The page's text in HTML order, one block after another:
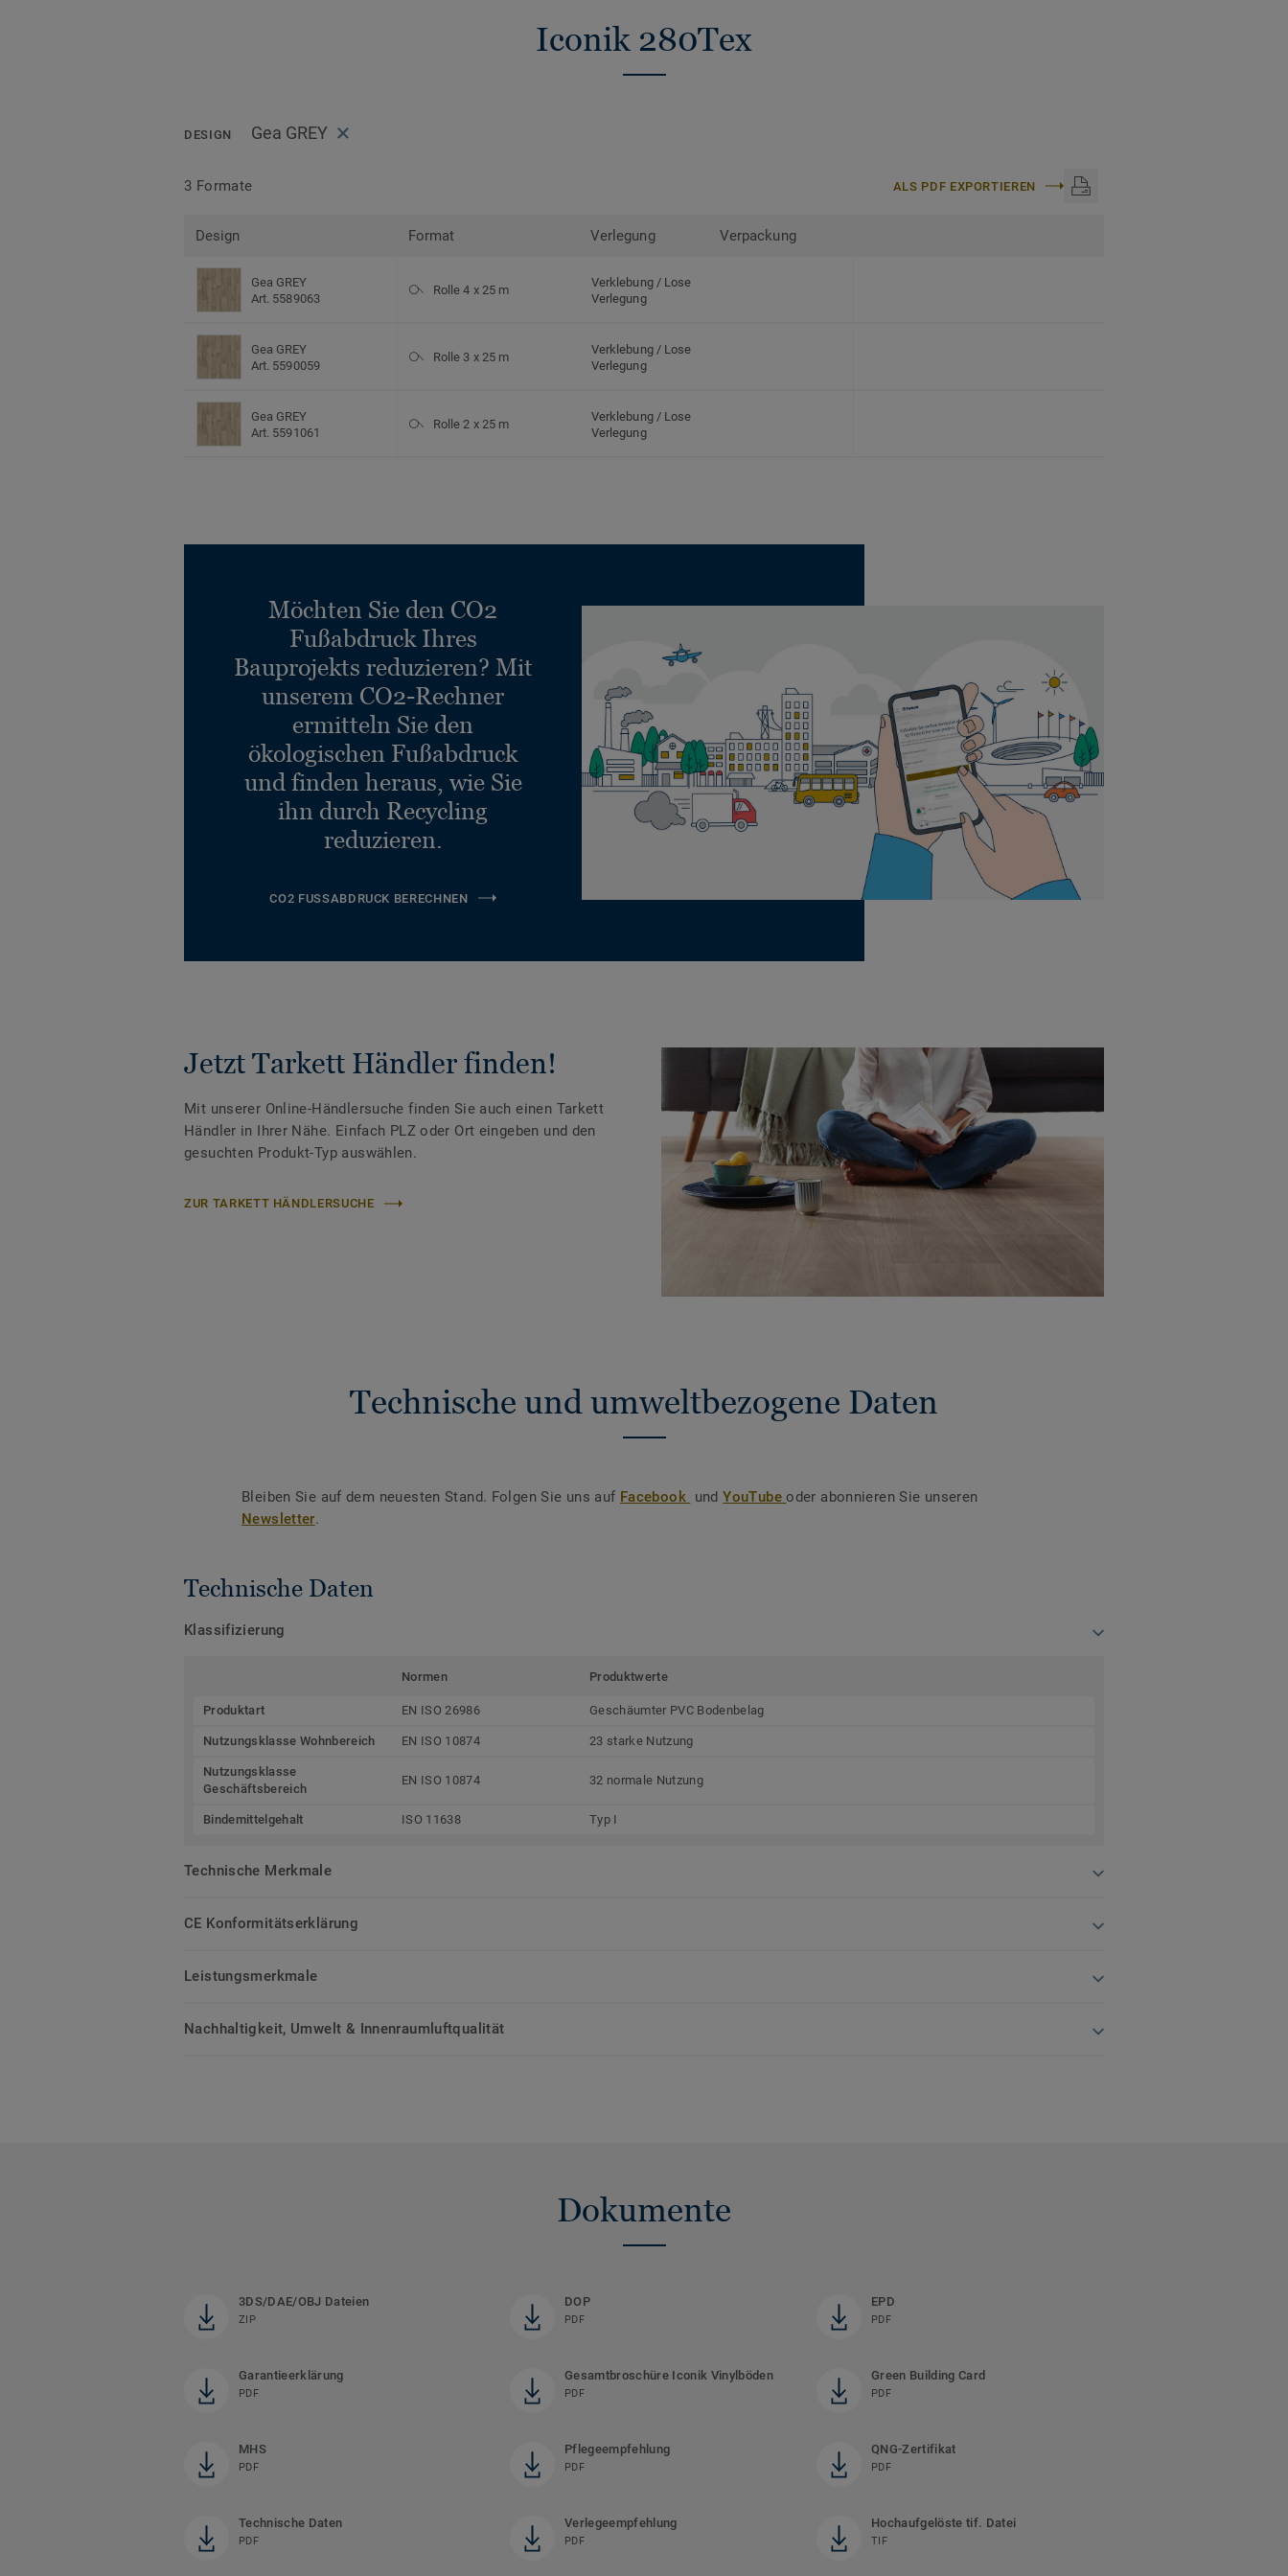
Iconik 280Tex
DESIGN Gea GREY
3 Formate ALS PDF EXPORTIEREN
Design Format Verlegung Verpackung
Gea GREY
Art. 5589063
Rolle 4 x 25 m
Verklebung / Lose
Verlegung
Gea GREY
Art. 5590059
Rolle 3 x 25 m
Verklebung / Lose
Verlegung
Gea GREY
Art. 5591061
Rolle 2 x 25 m
Verklebung / Lose
Verlegung
Möchten Sie den CO2
Fußabdruck Ihres
Bauprojekts reduzieren? Mit
unserem CO2-Rechner
ermitteln Sie den
ökologischen Fußabdruck
und finden heraus, wie Sie
ihn durch Recycling
reduzieren.
CO2 FUSSABDRUCK BERECHNEN
Jetzt Tarkett Händler finden!
Mit unserer Online-Händlersuche finden Sie auch einen Tarkett
Händler in Ihrer Nähe. Einfach PLZ oder Ort eingeben und den
gesuchten Produkt-Typ auswählen.
ZUR TARKETT HÄNDLERSUCHE
Technische und umweltbezogene Daten
Bleiben Sie auf dem neuesten Stand. Folgen Sie uns auf Facebook undYouTubeoder abonnieren Sie unseren
Newsletter.
Technische Daten
Klassifizierung
Normen Produktwerte
Produktart EN ISO 26986 Geschäumter PVC Bodenbelag
Nutzungsklasse Wohnbereich EN ISO 10874 23 starke Nutzung
Nutzungsklasse
Geschäftsbereich
EN ISO 10874 32 normale Nutzung
Bindemittelgehalt ISO 11638 Typ I
Technische Merkmale
CE Konformitätserklärung
Leistungsmerkmale
Nachhaltigkeit, Umwelt & Innenraumluftqualität
Dokumente
3DS/DAE/OBJ Dateien
ZIP
DOP
PDF
EPD
PDF
Garantieerklärung
PDF
Gesamtbroschüre Iconik Vinylböden
PDF
Green Building Card
PDF
MHS
PDF
Pflegeempfehlung
PDF
QNG-Zertifikat
PDF
Technische Daten
PDF
Verlegeempfehlung
PDF
Hochaufgelöste tif. Datei
TIF